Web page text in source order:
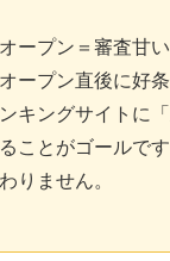
オープン＝審査甘
ープン直後に好
キングサイトに「
ことがゴールで
りません。